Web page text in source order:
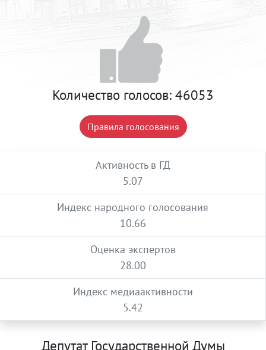
Количество голосов: 46053
Правила голосования
Активность в ГД
5.07
Индекс народного голосования
10.66
Оценка экспертов
28.00
Индекс медиаактивности
5.42
Депутат Государственной Думы